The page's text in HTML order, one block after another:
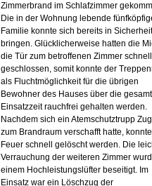
Zimmerbrand im Schlafzimmer
Die in der Wohnung lebende
Familie konnte sich bereits in Sicherheit
bringen. Glücklicherweise hatten die
die Tür zum betroffenen Zimmer schnell
geschlossen, somit konnte der
als Fluchtmöglichkeit für die übrigen
Bewohner des Hauses über die
Einsatzzeit rauchfrei gehalten werden.
Nachdem sich ein Atemschutztrupp
zum Brandraum verschafft hatte,
Feuer schnell gelöscht werden. Die
Verrauchung der weiteren Zimmer
einem Hochleistungslüfter beseitigt. Im
Einsatz war ein Löschzug der